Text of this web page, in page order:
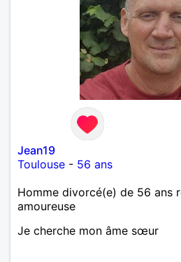
Jean19
Toulouse - 56 ans
Homme divorcé(e) de 56 ans
amoureuse
Je cherche mon âme sœur